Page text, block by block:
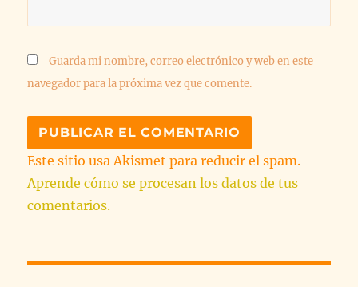
Guarda mi nombre, correo electrónico y web en este
navegador para la próxima vez que comente.
Este sitio usa Akismet para reducir el spam.
Aprende cómo se procesan los datos de tus
comentarios.